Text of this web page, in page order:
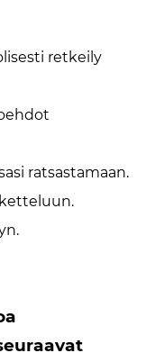
retkeily
ratsastamaan.